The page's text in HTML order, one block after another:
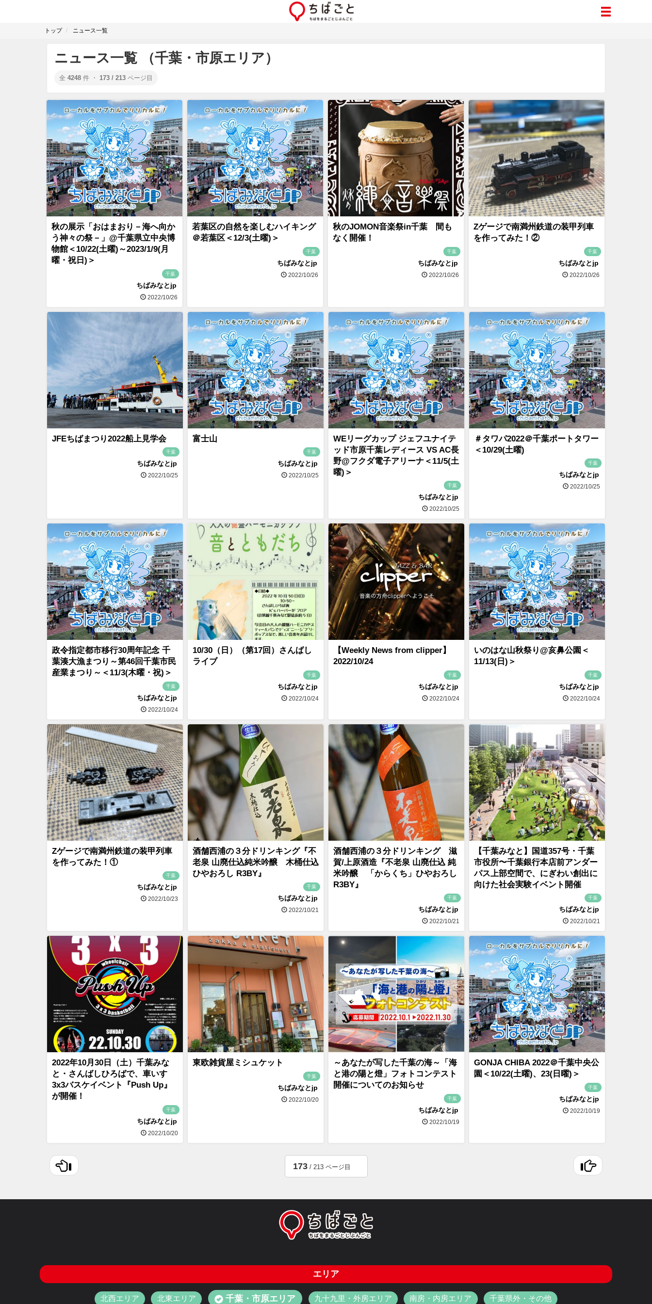
トップ ニュース一覧
ニュース一覧 （千葉・市原エリア）
全 4248 件 ・ 173 / 213 ページ目
秋の展示「おはまおり－海へ向か
う神々の祭－」@千葉県立中央博
物館＜10/22(土曜)～2023/1/9(月
曜・祝日)＞
千葉
ちばみなとjp
2022/10/26
若葉区の自然を楽しむハイキング
＠若葉区＜12/3(土曜)＞
千葉
ちばみなとjp
2022/10/26
秋のJOMON音楽祭in千葉 間も
なく開催！
千葉
ちばみなとjp
2022/10/26
Zゲージで南満州鉄道の装甲列車
を作ってみた！②
千葉
ちばみなとjp
2022/10/26
JFEちばまつり2022船上見学会
千葉
ちばみなとjp
2022/10/25
富士山
千葉
ちばみなとjp
2022/10/25
WEリーグカップ ジェフユナイテ
ッド市原千葉レディース VS AC長
野@フクダ電子アリーナ＜11/5(土
曜)＞
千葉
ちばみなとjp
2022/10/25
＃タワパ2022＠千葉ポートタワー
＜10/29(土曜)
千葉
ちばみなとjp
2022/10/25
政令指定都市移行30周年記念 千
葉湊大漁まつり～第46回千葉市民
産業まつり～＜11/3(木曜・祝)＞
千葉
ちばみなとjp
2022/10/24
10/30（日）（第17回）さんばし
ライブ
千葉
ちばみなとjp
2022/10/24
【Weekly News from clipper】
2022/10/24
千葉
ちばみなとjp
2022/10/24
いのはな山秋祭り@亥鼻公園＜
11/13(日)＞
千葉
ちばみなとjp
2022/10/24
Zゲージで南満州鉄道の装甲列車
を作ってみた！①
千葉
ちばみなとjp
2022/10/23
酒舗西浦の３分ドリンキング『不
老泉 山廃仕込純米吟醸 木桶仕込
ひやおろし R3BY』
千葉
ちばみなとjp
2022/10/21
酒舗西浦の３分ドリンキング 滋
賀/上原酒造『不老泉 山廃仕込 純
米吟醸 「からくち」ひやおろし
R3BY』
千葉
ちばみなとjp
2022/10/21
【千葉みなと】国道357号・千葉
市役所〜千葉銀行本店前アンダー
パス上部空間で、にぎわい創出に
向けた社会実験イベント開催
千葉
ちばみなとjp
2022/10/21
2022年10月30日（土）千葉みな
と・さんばしひろばで、車いす
3x3バスケイベント『Push Up』
が開催！
千葉
ちばみなとjp
2022/10/20
東欧雑貨屋ミシュケット
千葉
ちばみなとjp
2022/10/20
～あなたが写した千葉の海～「海
と港の陽と燈」フォトコンテスト
開催についてのお知らせ
千葉
ちばみなとjp
2022/10/19
GONJA CHIBA 2022＠千葉中央公
園＜10/22(土曜)、23(日曜)＞
千葉
ちばみなとjp
2022/10/19
173/ 213 ページ目
エリア
北西エリア 北東エリア 千葉・市原エリア 九十九里・外房エリア 南房・内房エリア 千葉県外・その他